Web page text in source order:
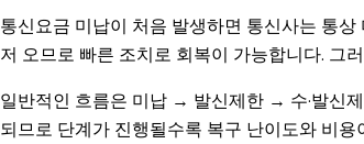
통신요금 미납이 처음 발생하면 통신사는 통
저 오므로 빠른 조치로 회복이 가능합니다. 그
일반적인 흐름은 미납 → 발신제한 → 수·발신
되므로 단계가 진행될수록 복구 난이도와 비용